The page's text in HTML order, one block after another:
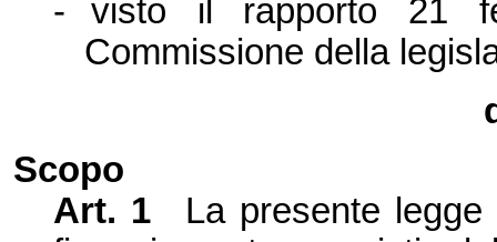
-
visto il rapporto 21
Commissione della
Scopo
Art. 1
La presente